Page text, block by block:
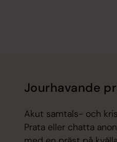
Jourhavande
Akut samtals- och
Prata eller chatta